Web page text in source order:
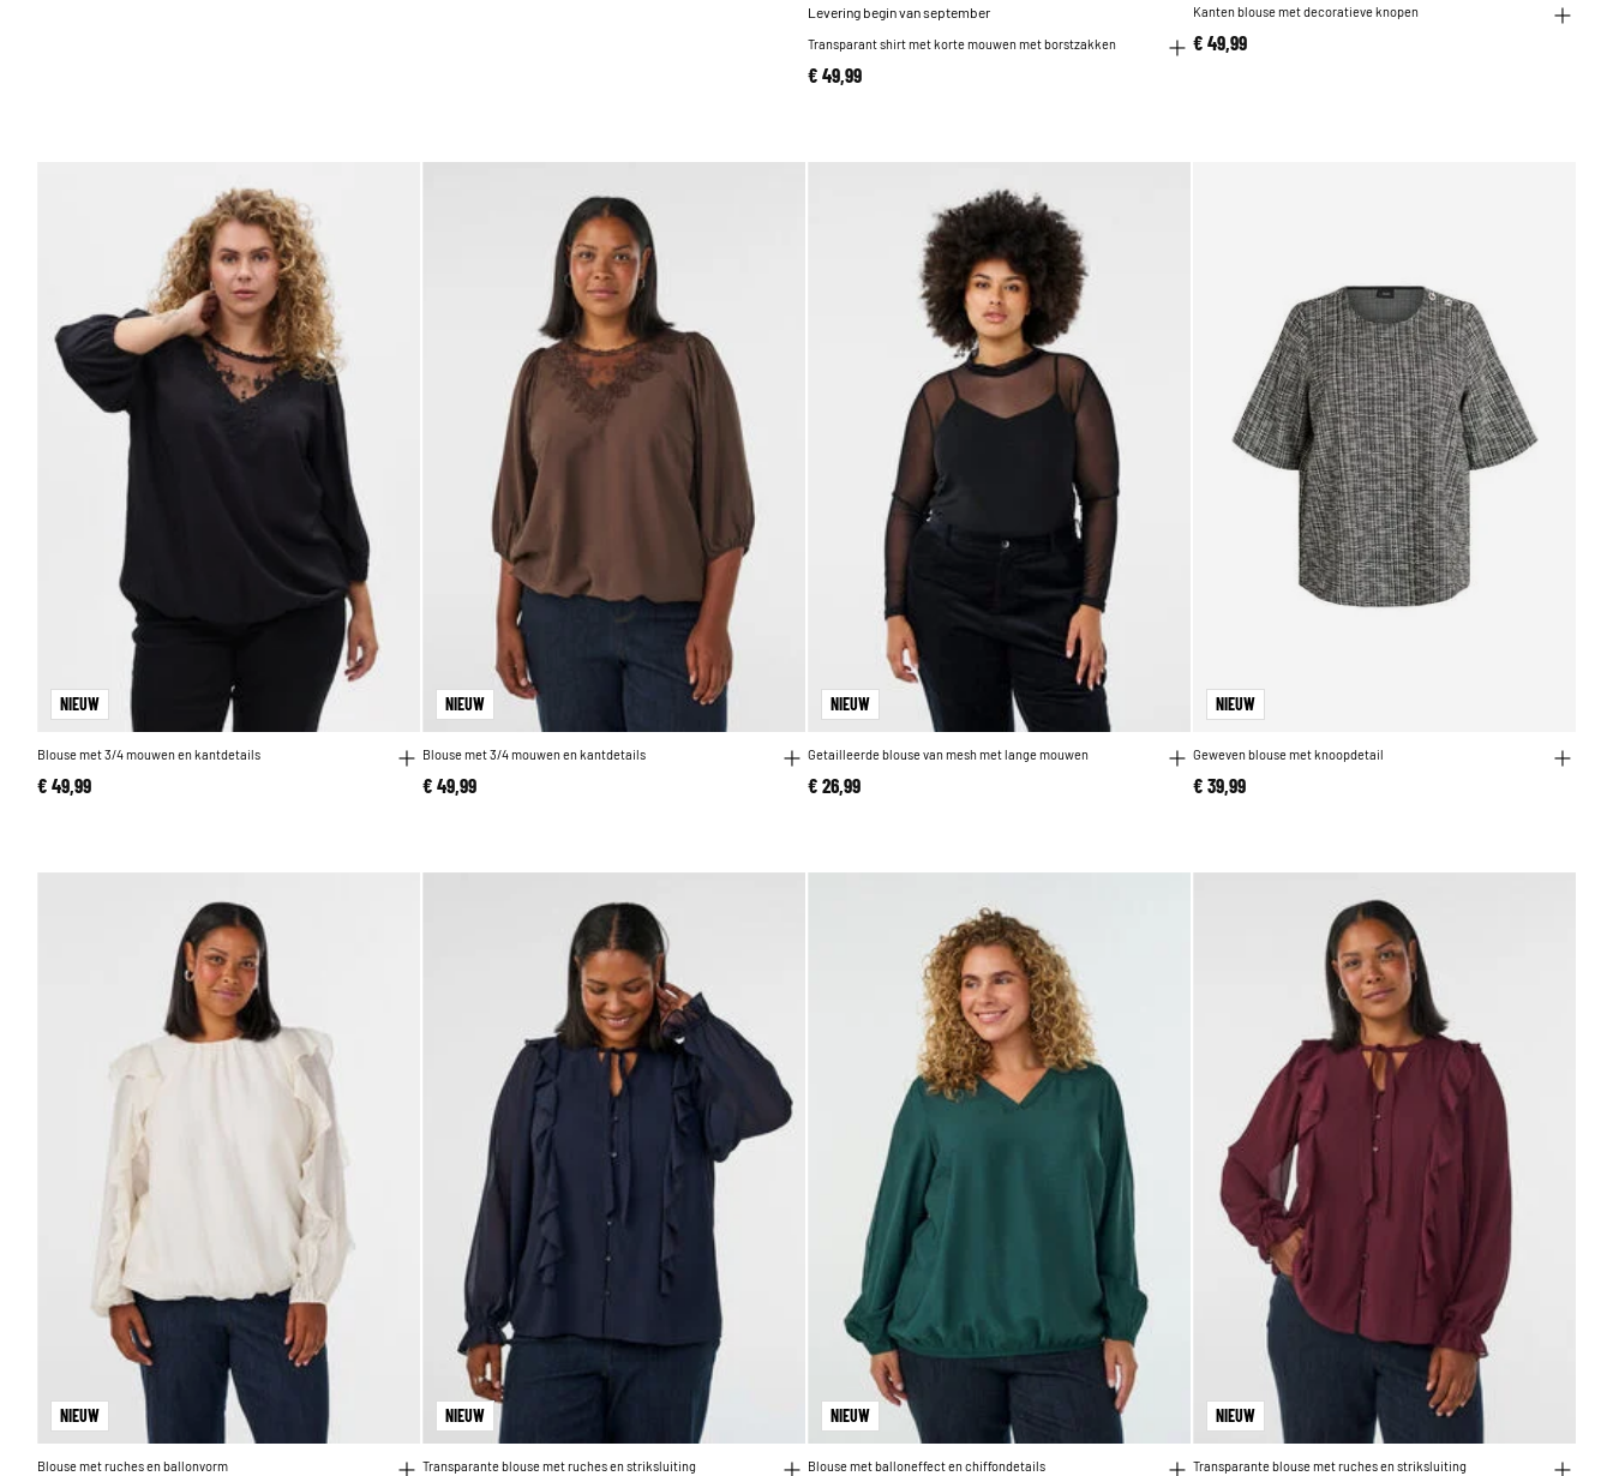
Levering begin van september
Transparant shirt met korte mouwen met borstzakken
€ 49,99
Kanten blouse met decoratieve knopen
€ 49,99
NIEUW
Blouse met 3/4 mouwen en kantdetails
€ 49,99
NIEUW
Blouse met 3/4 mouwen en kantdetails
€ 49,99
NIEUW
Getailleerde blouse van mesh met lange mouwen
€ 26,99
NIEUW
Geweven blouse met knoopdetail
€ 39,99
NIEUW
Blouse met ruches en ballonvorm
NIEUW
Transparante blouse met ruches en striksluiting
NIEUW
Blouse met balloneffect en chiffondetails
NIEUW
Transparante blouse met ruches en striksluiting